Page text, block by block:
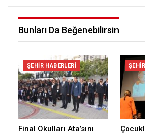
Bunları Da Beğenebilirsin
ŞEHIR HABERLERI
Final Okulları Ata’sını